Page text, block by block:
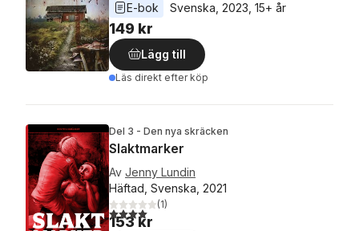
E-bok
Svenska 2023 15+ år
149 kr
Lägg till
Läs direkt efter köp
Del 3 - Den nya skräcken
Slaktmarker
Av Jenny Lundin
Häftad, Svenska, 2021
4,0utav 5 stjärnor. Totalt antal röster:
(1)
153 kr